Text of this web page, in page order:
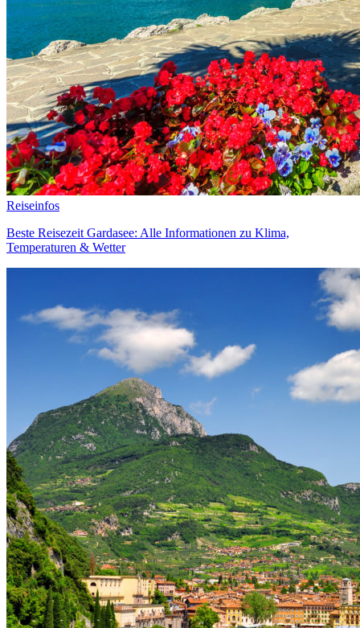
Reiseinfos
Beste Reisezeit Gardasee: Alle Informationen zu Klima,
Temperaturen & Wetter